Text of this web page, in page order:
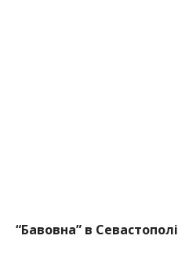
“Бавовна” в Севастополі